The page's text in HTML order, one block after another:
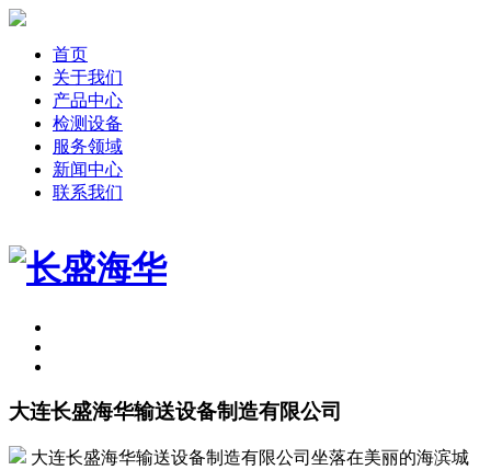
首页
关于我们
产品中心
检测设备
服务领域
新闻中心
联系我们
大连长盛海华输送设备制造有限公司
大连长盛海华输送设备制造有限公司坐落在美丽的海滨城